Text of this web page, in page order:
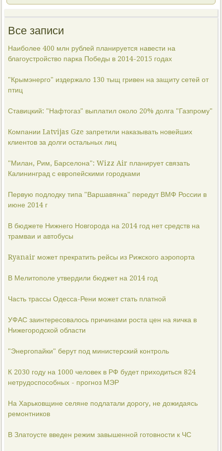
Все записи
Наиболее 400 млн рублей планируется навести на
благоустройство парка Победы в 2014-2015 годах
"Крымэнерго" издержало 130 тыщ гривен на защиту сетей от
птиц
Ставицкий: "Нафтогаз" выплатил около 20% долга "Газпрому"
Компании Latvijas Gze запретили наказывать новейших
клиентов за долги остальных лиц
"Милан, Рим, Барселона": Wizz Air планирует связать
Калининград с европейскими городками
Первую подлодку типа "Варшавянка" передут ВМФ России в
июне 2014 г
В бюджете Нижнего Новгорода на 2014 год нет средств на
трамваи и автобусы
Ryanair может прекратить рейсы из Рижского аэропорта
В Мелитополе утвердили бюджет на 2014 год
Часть трассы Одесса-Рени может стать платной
УФАС заинтересовалось причинами роста цен на яичка в
Нижегородской области
"Энергопайки" берут под министерский контроль
К 2030 году на 1000 человек в РФ будет приходиться 824
нетрудоспособных - прогноз МЭР
На Харьковщине селяне подлатали дорогу, не дожидаясь
ремонтников
В Златоусте введен режим завышенной готовности к ЧС